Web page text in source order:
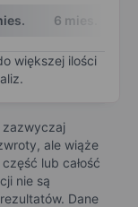
6 mies.
większej ilości
zazwyczaj
ale wiąże
lub całość
nie są
Dane